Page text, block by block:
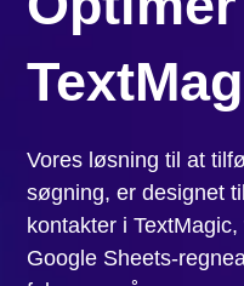
Vores løsning til at
søgning, er designet
kontakter i
Google Sheets-